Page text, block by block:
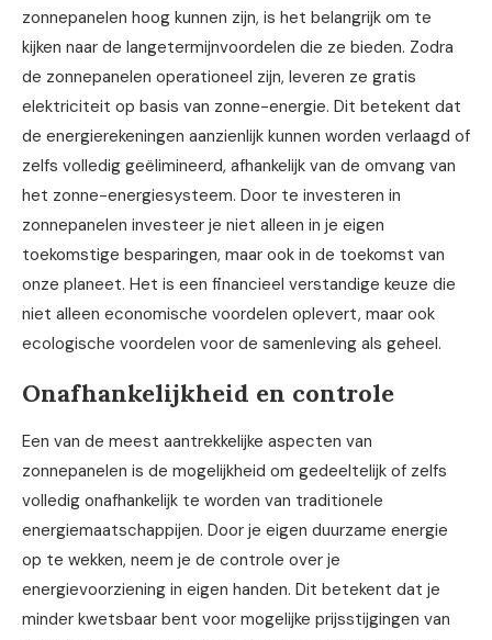
zonnepanelen hoog kunnen zijn, is het belangrijk om te
kijken naar de langetermijnvoordelen die ze bieden. Zodra
de zonnepanelen operationeel zijn, leveren ze gratis
elektriciteit op basis van zonne-energie. Dit betekent dat
de energierekeningen aanzienlijk kunnen worden verlaagd of
zelfs volledig geëlimineerd, afhankelijk van de omvang van
het zonne-energiesysteem. Door te investeren in
zonnepanelen investeer je niet alleen in je eigen
toekomstige besparingen, maar ook in de toekomst van
onze planeet. Het is een financieel verstandige keuze die
niet alleen economische voordelen oplevert, maar ook
ecologische voordelen voor de samenleving als geheel.
Onafhankelijkheid en controle
Een van de meest aantrekkelijke aspecten van
zonnepanelen is de mogelijkheid om gedeeltelijk of zelfs
volledig onafhankelijk te worden van traditionele
energiemaatschappijen. Door je eigen duurzame energie
op te wekken, neem je de controle over je
energievoorziening in eigen handen. Dit betekent dat je
minder kwetsbaar bent voor mogelijke prijsstijgingen van